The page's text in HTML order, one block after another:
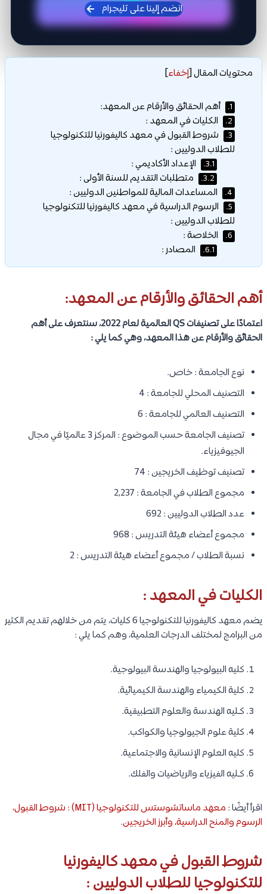
انضم إلينا على تليجرام
محتويات المقال[إخفاء]
1. أهم الحقائق والأرقام عن المعهد:
2. الكليات في المعهد :
3.
شروط القبول في معهد كاليفورنيا للتكنولوجيا
للطلاب الدوليين :
3.1. الإعداد الأكاديمي :
3.2. متطلبات التقديم للسنة الأولى :
4. المساعدات المالية للمواطنين الدوليين :
5.
الرسوم الدراسية في معهد كاليفورنيا للتكنولوجيا
للطلاب الدوليين :
6. الخلاصة :
6.1. المصادر :
أهم الحقائق والأرقام عن المعهد:
اعتمادًا على تصنيفات QS العالمية لعام 2022، سنتعرف على أهم
الحقائق والأرقام عن هذا المعهد، وهي كما يلي :
نوع الجامعة : خاص.
التصنيف المحلي للجامعة : 4
التصنيف العالمي للجامعة : 6
تصنيف الجامعة حسب الموضوع : المركز 3 عالميًا في مجال
الجيوفيزياء.
تصنيف توظيف الخريجين : 74
مجموع الطلاب في الجامعة : 2,237
عدد الطلاب الدوليين : 692
مجموع أعضاء هيئة التدريس : 968
نسبة الطلاب / مجموع أعضاء هيئة التدريس : 2
الكليات في المعهد :
يضم معهد كاليفورنيا للتكنولوجيا 6 كليات، يتم من خلالهم تقديم الكثير
من البرامج لمختلف الدرجات العلمية، وهم كما يلي :
كليه البيولوجيا والهندسة البيولوجية.
كلية الكيمياء والهندسة الكيميائية.
كـليه الهندسة والعلوم التطبيقية.
كلية علوم الجيولوجيا والكواكب.
كليه العلوم الإنسانية والاجتماعية.
كـليه الفيزياء والرياضيات والفلك.
اقرأ أيضًا :
معهد ماساتشوستس للتكنولوجيا (MIT) : شروط القبول،
الرسوم والمنح الدراسية، وأبرز الخريجين.
شروط القبول في معهد كاليفورنيا
للتكنولوجيا للطلاب الدوليين :